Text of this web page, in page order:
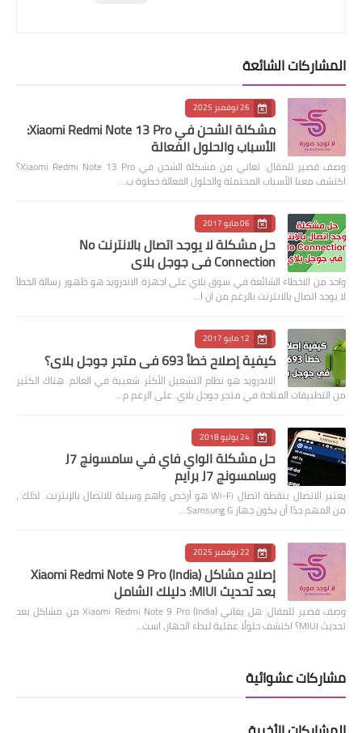
المشاركات الشائعة
26 نوفمبر 2025
مشكلة الشحن في Xiaomi Redmi Note 13 Pro:
الأسباب والحلول الفعالة
وصف قصير للمقال: تعاني من مشكلة الشحن في Xiaomi Redmi Note 13 Pro؟
اكتشف معنا الأسباب المحتملة والحلول الفعالة خطوة ب…
06 مايو 2017
حل مشكلة لا يوجد اتصال بالانترنت No
Connection في جوجل بلاي
واحد من الاخطاء الشائعة في سوق بلاي على اجهزة الاندرويد هو ظهور رسالة الخطأ
لا يوجد اتصال بالانترنت بالرغم من ان ا…
12 مايو 2017
كيفية إصلاح خطأ 693 في متجر جوجل بلاي؟
الاندرويد هو نظام التشغيل الأكثر شعبية في العالم. هناك الكثير
من التطبيقات المتاحة في متجر جوجل بلاي. على الرغم م…
24 يوليو 2018
حل مشكلة الواي فاي في سامسونج J7
وسامسونج J7 برايم
يعتبر الاتصال بنقطة اتصال Wi-Fi هو أرخص واهم وسيلة للاتصال بالإنترنت. لذلك ،
من المهم جدًا أن يكون جهاز Samsung G…
22 نوفمبر 2025
إصلاح مشاكل Xiaomi Redmi Note 9 Pro (India)
بعد تحديث MIUI: دليلك الشامل
وصف قصير للمقال: هل يعاني Xiaomi Redmi Note 9 Pro (India) من مشاكل بعد
تحديث MIUI؟ اكتشف حلولًا عملية لبطء الجهاز، است…
مشاركات عشوائية